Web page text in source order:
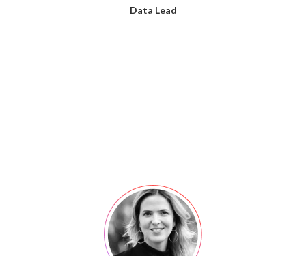
Data Lead